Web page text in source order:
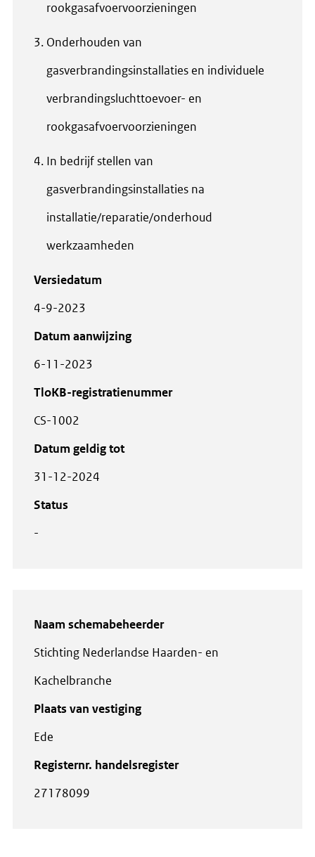
rookgasafvoervoorzieningen
Onderhouden van
gasverbrandingsinstallaties en individuele
verbrandingsluchttoevoer- en
rookgasafvoervoorzieningen
In bedrijf stellen van
gasverbrandingsinstallaties na
installatie/reparatie/onderhoud
werkzaamheden
Versiedatum
4-9-2023
Datum aanwijzing
6-11-2023
TloKB-registratienummer
CS-1002
Datum geldig tot
31-12-2024
Status
-
Naam schemabeheerder
Stichting Nederlandse Haarden- en
Kachelbranche
Plaats van vestiging
Ede
Registernr. handelsregister
27178099